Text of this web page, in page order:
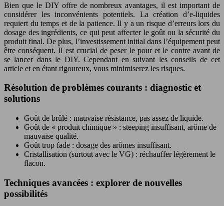
Bien que le DIY offre de nombreux avantages, il est important de
considérer les inconvénients potentiels. La création d’e-liquides
requiert du temps et de la patience. Il y a un risque d’erreurs lors du
dosage des ingrédients, ce qui peut affecter le goût ou la sécurité du
produit final. De plus, l’investissement initial dans l’équipement peut
être conséquent. Il est crucial de peser le pour et le contre avant de
se lancer dans le DIY. Cependant en suivant les conseils de cet
article et en étant rigoureux, vous minimiserez les risques.
Résolution de problèmes courants : diagnostic et
solutions
Goût de brûlé : mauvaise résistance, pas assez de liquide.
Goût de « produit chimique » : steeping insuffisant, arôme de
mauvaise qualité.
Goût trop fade : dosage des arômes insuffisant.
Cristallisation (surtout avec le VG) : réchauffer légèrement le
flacon.
Techniques avancées : explorer de nouvelles
possibilités